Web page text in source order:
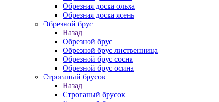
Обрезная доска ольха
Обрезная доска ясень
Обрезной брус
Назад
Обрезной брус
Обрезной брус лиственница
Обрезной брус сосна
Обрезной брус осина
Строганый брусок
Назад
Строганый брусок